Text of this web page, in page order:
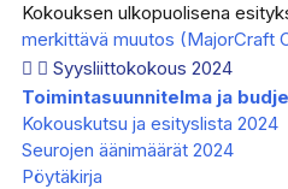
Kokouksen ulkopuolisena
merkittävä muutos (MajorCraft
Syysliittokokous 2024
Toimintasuunnitelma ja
Kokouskutsu ja esityslista 2024
Seurojen äänimäärät 2024
Pöytäkirja